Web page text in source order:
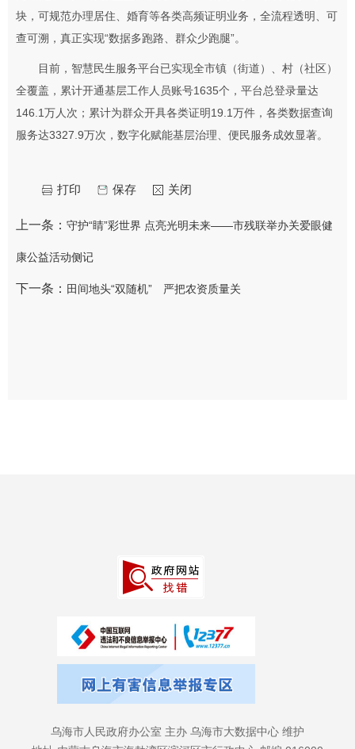
块，可规范办理居住、婚育等各类高频证明业务，全流程透明、可
查可溯，真正实现“数据多跑路、群众少跑腿”。
目前，智慧民生服务平台已实现全市镇（街道）、村（社区）
全覆盖，累计开通基层工作人员账号1635个，平台总登录量达
146.1万人次；累计为群众开具各类证明19.1万件，各类数据查询
服务达3327.9万次，数字化赋能基层治理、便民服务成效显著。
关闭
保存
打印
上一条： 守护“睛”彩世界 点亮光明未来——市残联举办关爱眼健
康公益活动侧记
下一条： 田间地头“双随机” 严把农资质量关
乌海市人民政府办公室 主办 乌海市大数据中心 维护